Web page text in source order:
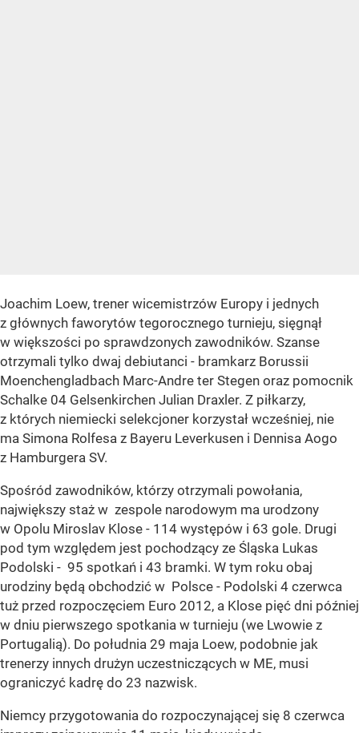
Joachim Loew, trener wicemistrzów Europy i jednych
z głównych faworytów tegorocznego turnieju, sięgnął
w większości po sprawdzonych zawodników. Szanse
otrzymali tylko dwaj debiutanci - bramkarz Borussii
Moenchengladbach Marc-Andre ter Stegen oraz pomocnik
Schalke 04 Gelsenkirchen Julian Draxler. Z piłkarzy,
z których niemiecki selekcjoner korzystał wcześniej, nie
ma Simona Rolfesa z Bayeru Leverkusen i Dennisa Aogo
z Hamburgera SV.
Spośród zawodników, którzy otrzymali powołania,
największy staż w zespole narodowym ma urodzony
w Opolu Miroslav Klose - 114 występów i 63 gole. Drugi
pod tym względem jest pochodzący ze Śląska Lukas
Podolski - 95 spotkań i 43 bramki. W tym roku obaj
urodziny będą obchodzić w Polsce - Podolski 4 czerwca
tuż przed rozpoczęciem Euro 2012, a Klose pięć dni później
w dniu pierwszego spotkania w turnieju (we Lwowie z
Portugalią). Do południa 29 maja Loew, podobnie jak
trenerzy innych drużyn uczestniczących w ME, musi
ograniczyć kadrę do 23 nazwisk.
Niemcy przygotowania do rozpoczynającej się 8 czerwca